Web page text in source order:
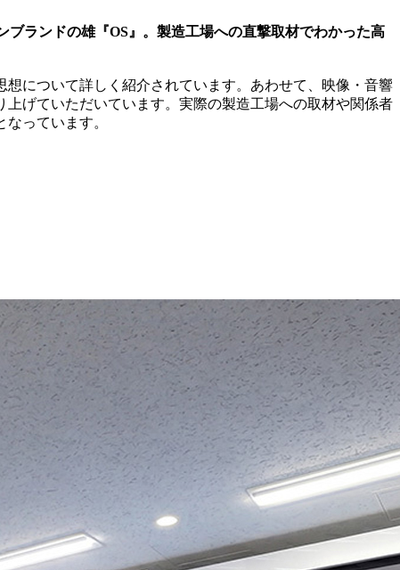
ランドの雄『OS』。製造工場への直撃取材でわかった高
について詳しく紹介されています。あわせて、映像・音響
げていただいています。実際の製造工場への取材や関係者
っています。